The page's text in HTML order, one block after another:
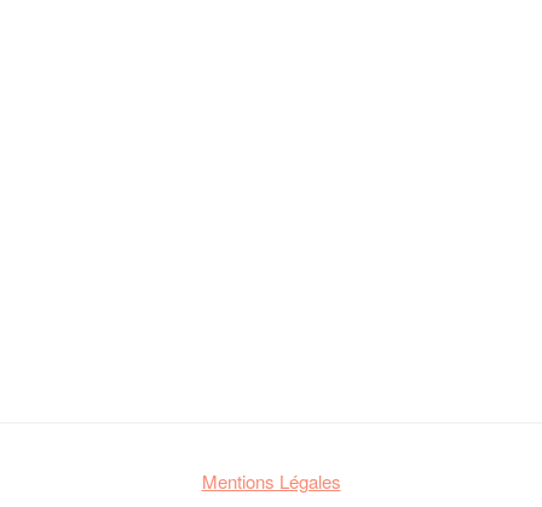
Mentions Légales